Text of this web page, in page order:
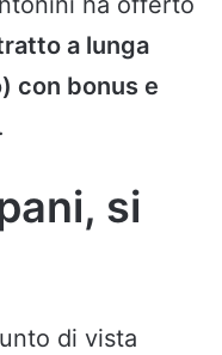
a lunga
con bonus e
.
si
di vista